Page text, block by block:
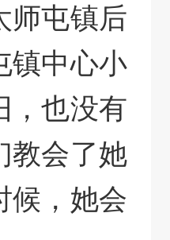
师屯镇后
镇中心小
，也没有
教会了她
候，她会